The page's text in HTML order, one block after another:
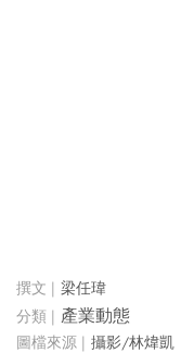
梁任瑋
產業動態
攝影/林煒凱